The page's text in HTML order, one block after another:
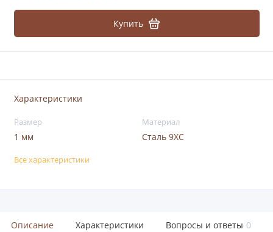
Купить
Характеристики
Размер
1 мм
Материал
Сталь 9ХС
Все характеристики
Описание Характеристики Вопросы и ответы 0